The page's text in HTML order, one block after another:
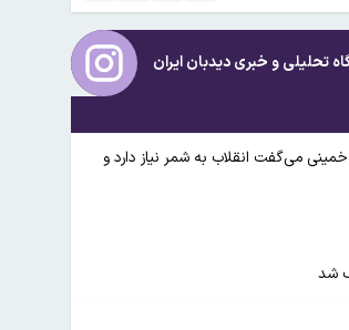
تحلیلی و خبریدیدبان ایران
آقای خمینی می‌گفت انقلاب به شمر نیاز دارد و
شد